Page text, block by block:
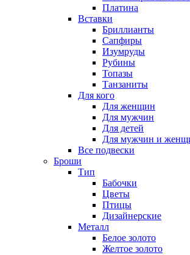
Платина
Вставки
Бриллианты
Сапфиры
Изумруды
Рубины
Топазы
Танзаниты
Для кого
Для женщин
Для мужчин
Для детей
Для мужчин и
Все подвески
Броши
Тип
Бабочки
Цветы
Птицы
Дизайнерские
Металл
Белое золото
Желтое золото